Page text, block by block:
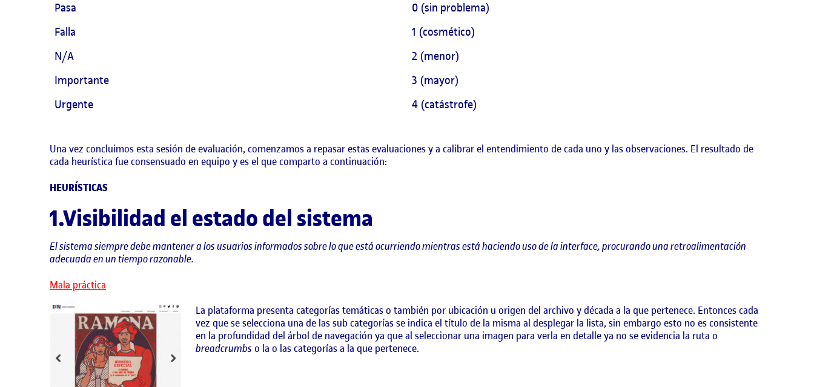
Pasa
0 (sin problema)
Falla
1 (cosmético)
N/A
2 (menor)
Importante
3 (mayor)
Urgente
4 (catástrofe)
Una vez concluimos esta sesión de evaluación, comenzamos a repasar estas evaluaciones y a calibrar el entendimiento de cada uno y las observaciones. El resultado de
cada heurística fue consensuado en equipo y es el que comparto a continuación:
HEURÍSTICAS
1.Visibilidad el estado del sistema
El sistema siempre debe mantener a los usuarios informados sobre lo que está ocurriendo mientras está haciendo uso de la interface, procurando una retroalimentación
adecuada en un tiempo razonable.
Mala práctica
La plataforma presenta categorías temáticas o también por ubicación u origen del archivo y década a la que pertenece. Entonces cada
vez que se selecciona una de las sub categorías se indica el título de la misma al desplegar la lista, sin embargo esto no es consistente
en la profundidad del árbol de navegación ya que al seleccionar una imagen para verla en detalle ya no se evidencia la ruta o
breadcrumbs o la o las categorías a la que pertenece.